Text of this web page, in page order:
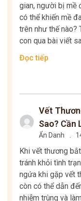
gian, người bị mề
có thể khiến mề
trên như thế
con qua bài viết
Đọc tiếp
Vết
Sao? Cần
Ẩn Danh
Khi vết thương
tránh khỏi tình
ngứa khi gặp vết
còn có thể dẫn
nhiễm trùng và